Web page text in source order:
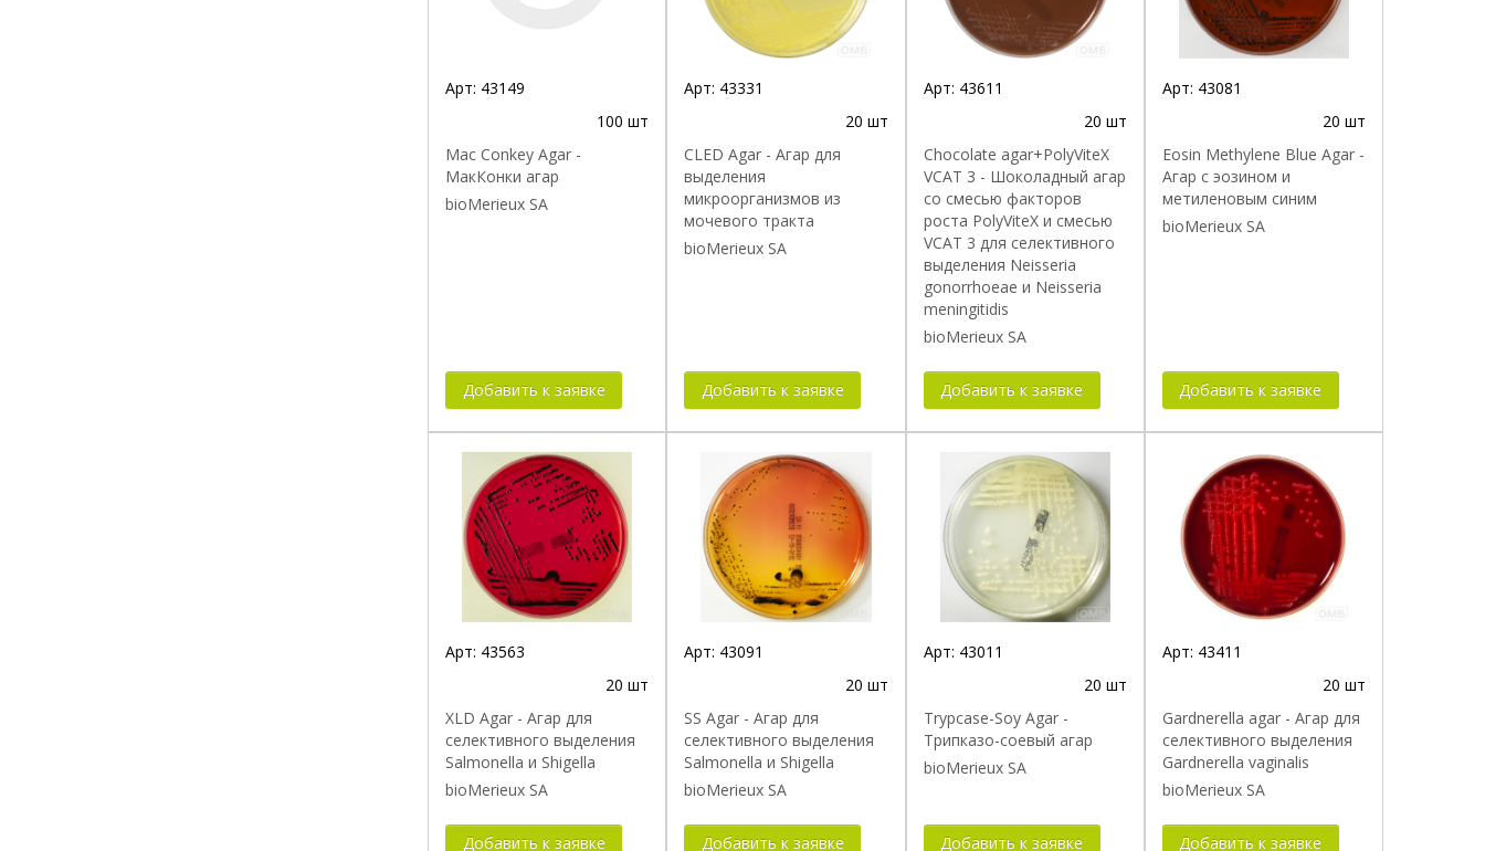
Арт: 43149
100 шт
Mac Conkey Agar -
МакКонки агар
bioMerieux SA
Добавить к заявке
Арт: 43331
20 шт
CLED Аgar - Агар для
выделения
микроорганизмов из
мочевого тракта
bioMerieux SA
Добавить к заявке
Арт: 43611
20 шт
Chocolate agar+PolyViteX
VCAT 3 - Шоколадный агар
со смесью факторов
роста PolyViteX и смесью
VCAT 3 для селективного
выделения Neisseria
gonorrhoeae и Neisseria
meningitidis
bioMerieux SA
Добавить к заявке
Арт: 43081
20 шт
Eosin Methylene Blue Agar -
Агар с эозином и
метиленовым синим
bioMerieux SA
Добавить к заявке
Арт: 43563
20 шт
XLD Agar - Агар для
селективного выделения
Salmonella и Shigella
bioMerieux SA
Добавить к заявке
Арт: 43091
20 шт
SS Agar - Агар для
селективного выделения
Salmonella и Shigella
bioMerieux SA
Добавить к заявке
Арт: 43011
20 шт
Trypcase-Soy Agar -
Трипказо-соевый агар
bioMerieux SA
Добавить к заявке
Арт: 43411
20 шт
Gardnerella agar - Агар для
селективного выделения
Gardnerella vaginalis
bioMerieux SA
Добавить к заявке